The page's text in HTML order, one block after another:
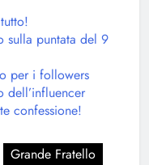
sulla puntata del 9
per i followers
dell’influencer
confessione!
Grande Fratello